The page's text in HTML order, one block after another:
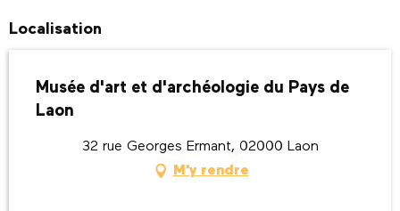
Localisation
Musée d'art et d'archéologie du Pays de
Laon
32 rue Georges Ermant, 02000 Laon
M'y rendre